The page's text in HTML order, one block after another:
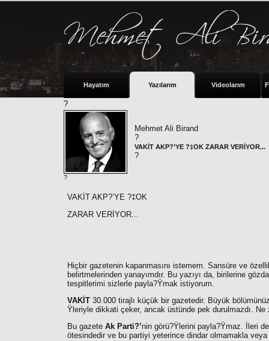
Hayatım Yazılarım Videolarım
?
Mehmet Ali Birand
?
VAKİT AKP?’YE ?‡OK ZARAR VERİYOR...
?
?
VAKİT AKP?’YE ?‡OK
ZARAR VERİYOR...
Hiçbir gazetenin kapanmasını istemem. Sansüre ve
belirtmelerinden yanayımdır. Bu yazıyı da, birilerine
tespitlerimi sizlerle payla?Ÿmak istiyorum.
VAKİT 30.000 tirajlı küçük bir gazetedir. Büyük
Ÿleriyle dikkati çeker, ancak üstünde pek durulmazdı.
Bu gazete Ak Parti?’nin görü?Ÿlerini payla?Ÿmaz. İleri
ötesindedir ve bu partiyi yeterince dindar olmamakla